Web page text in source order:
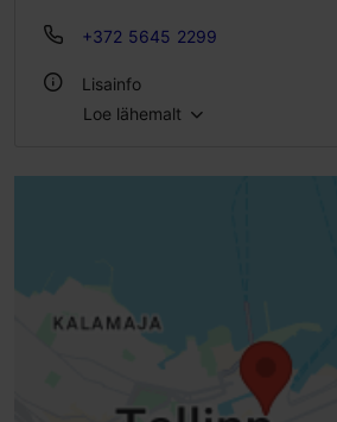
+372 5645 2299
Lisainfo
Loe lähemalt